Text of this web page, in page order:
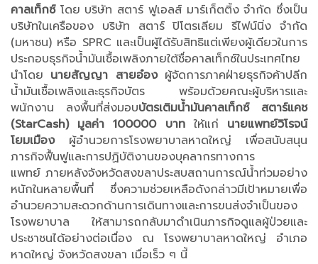
คาลเท็กซ์โดย บริษัท สตาร์ ฟูเอลส์ มาร์เก็ตติ้ง จำกัด ซึ่งเป็น
บริษัทในเครือของ บริษัท สตาร์ ปิโตรเลียม รีไฟน์นิ่ง จำกัด
(มหาชน) หรือ SPRC และเป็นผู้ได้รับสิทธิแต่เพียงผู้เดียวในการ
ประกอบธุรกิจน้ำมันเชื้อเพลิงภายใต้ชื่อคาลเท็กซ์ในประเทศไทย
นำโดย นายสัญญา สายอ๋องผู้จัดการภาคฝ่ายธุรกิจค้าปลีก
น้ำมันเชื้อเพลิงและธุรกิจบัตร พร้อมด้วยคณะผู้บริหารและ
พนักงาน ลงพื้นที่ส่งมอบบัตรเติมน้ำมันคาลเท็กซ์ สตาร์แคช
(StarCash) มูลค่า 100000 บาทให้แก่ นายแพทย์วิโรจน์
โยมเมือง ผู้อำนวยการโรงพยาบาลหาดใหญ่ เพื่อสนับสนุน
ภารกิจฟื้นฟูและการปฏิบัติงานของบุคลากรทางการ
แพทย์ ภายหลังจังหวัดสงขลาประสบสถานการณ์น้ำท่วมอย่าง
หนักในหลายพื้นที่ ซึ่งความช่วยเหลือดังกล่าวมีเป้าหมายเพื่อ
อำนวยความสะดวกด้านการเดินทางและการขนส่งจำเป็นของ
โรงพยาบาล ให้สามารถกลับมาดำเนินภารกิจดูแลผู้ป่วยและ
ประชาชนได้อย่างต่อเนื่อง ณ โรงพยาบาลหาดใหญ่ อำเภอ
หาดใหญ่ จังหวัดสงขลา เมื่อเร็ว ๆ นี้